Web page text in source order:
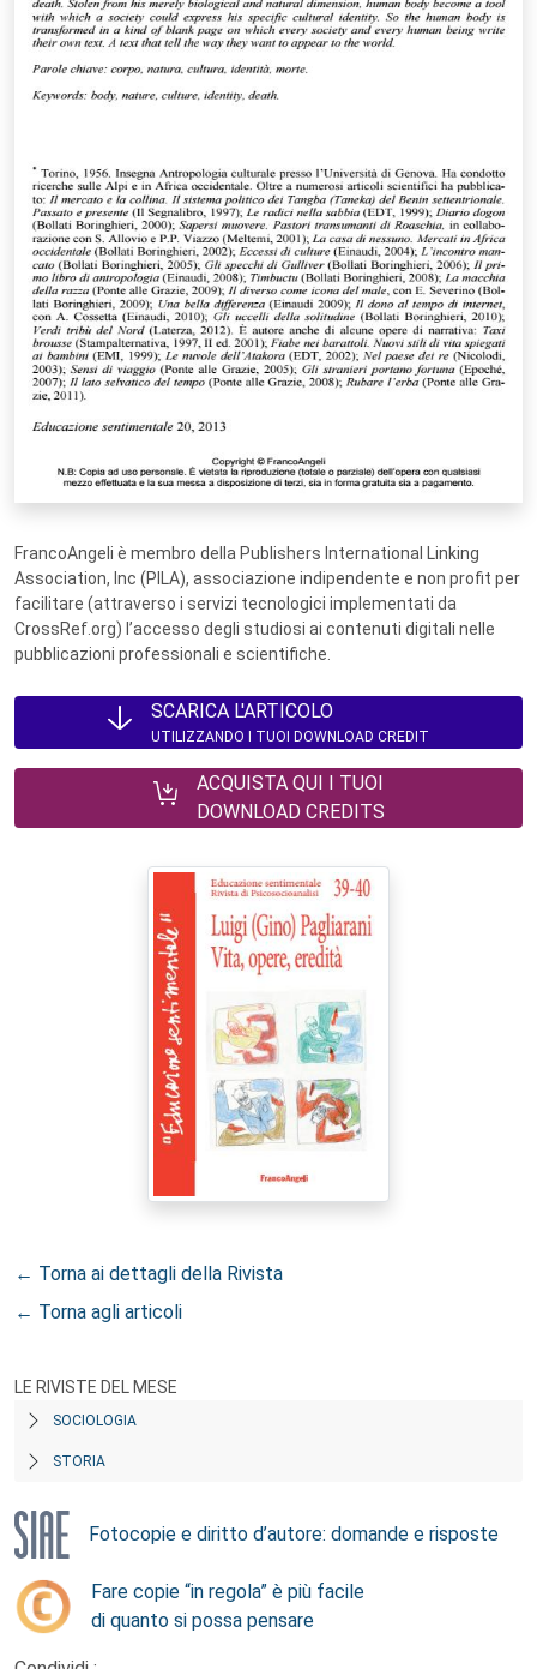
FrancoAngeli è membro della Publishers International Linking
Association, Inc (PILA), associazione indipendente e non profit per
facilitare (attraverso i servizi tecnologici implementati da
CrossRef.org) l’accesso degli studiosi ai contenuti digitali nelle
pubblicazioni professionali e scientifiche.
SCARICA L'ARTICOLO
UTILIZZANDO I TUOI DOWNLOAD CREDIT
ACQUISTA QUI I TUOI
DOWNLOAD CREDITS
← Torna ai dettagli della Rivista
← Torna agli articoli
LE RIVISTE DEL MESE
SOCIOLOGIA
STORIA
Fotocopie e diritto d’autore: domande e risposte
Fare copie “in regola” è più facile
di quanto si possa pensare